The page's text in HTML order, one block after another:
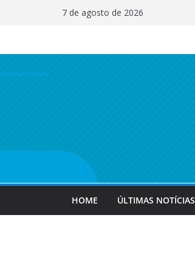
7 de agosto de 2026
HOME ÚLTIMAS NOTÍCIAS